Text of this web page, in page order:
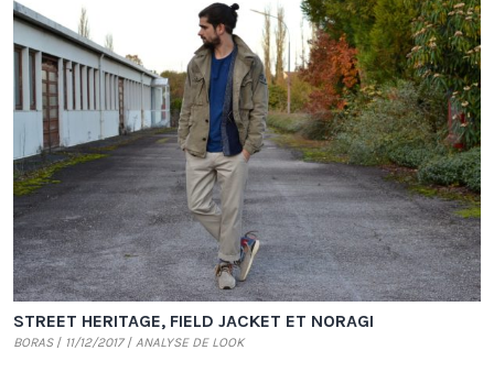
STREET HERITAGE, FIELD JACKET ET NORAGI
BORAS 11/12/2017 ANALYSE DE LOOK